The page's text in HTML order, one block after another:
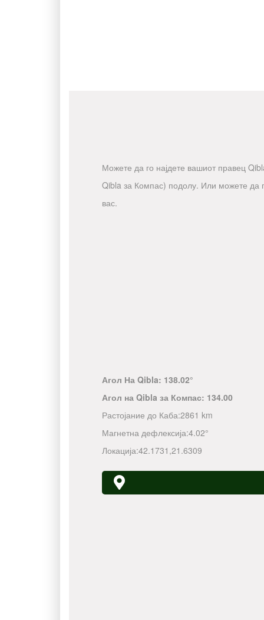
Можете да го најдете вашиот правец
Qibla за Компас) подолу. Или можете да
вас.
Агол На Qibla: 138.02°
Агол на Qibla за Компас: 134.00
Растојание до Каба:2861 km
Магнетна дефлексија:4.02°
Локација:42.1731 ,21.6309